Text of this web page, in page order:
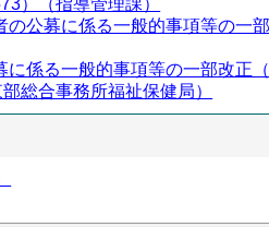
）（指導管理課）
公募に係る一般的事項等の一
係る一般的事項等の一部改正
総合事務所福祉保健局）